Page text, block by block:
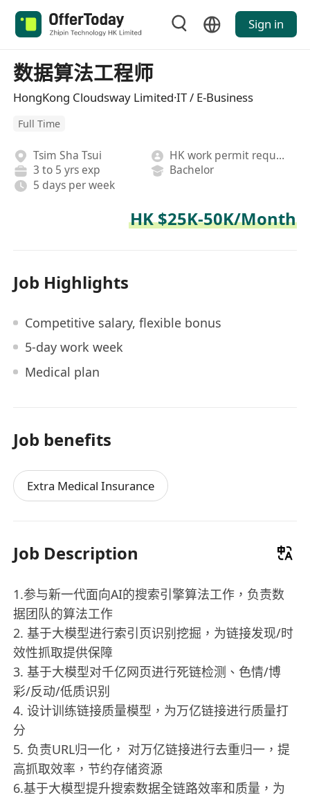
Sign in
数据算法工程师
HongKong Cloudsway Limited·IT / E-Business
Full Time
Tsim Sha Tsui
HK work permit required
3 to 5 yrs exp
Bachelor
5 days per week
HK $25K-50K/Month
Job Highlights
Competitive salary, flexible bonus
5-day work week
Medical plan
Job benefits
Extra Medical Insurance
Job Description
1.参与新一代面向AI的搜索引擎算法工作，负责数
据团队的算法工作
2. 基于大模型进行索引页识别挖掘，为链接发现/时
效性抓取提供保障
3. 基于大模型对千亿网页进行死链检测、色情/博
彩/反动/低质识别
4. 设计训练链接质量模型，为万亿链接进行质量打
分
5. 负责URL归一化， 对万亿链接进行去重归一，提
高抓取效率，节约存储资源
6.基于大模型提升搜索数据全链路效率和质量，为